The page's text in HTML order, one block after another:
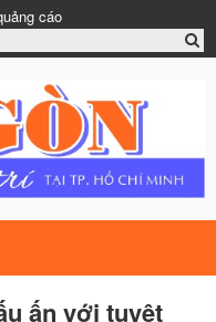
cáo
ấn với tuyệt